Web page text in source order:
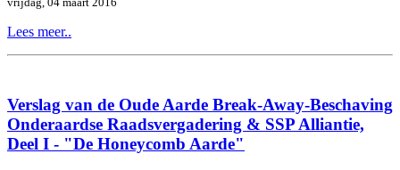
Lees meer..
Verslag van de Oude Aarde Break-Away-Beschaving
Onderaardse Raadsvergadering & SSP Alliantie,
Deel I - "De Honeycomb Aarde"